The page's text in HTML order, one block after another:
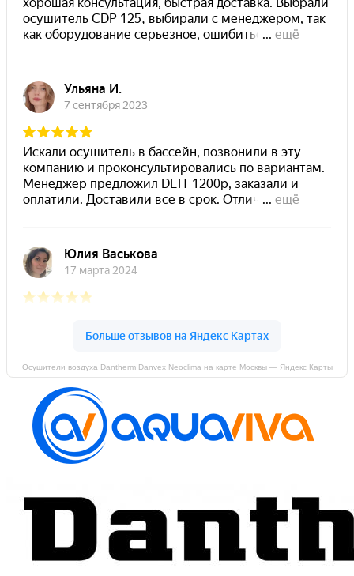
Осушители воздуха Dantherm Danvex Neoclima на карте Москвы — Яндекс Карты